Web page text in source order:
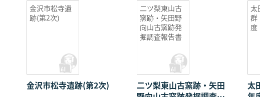
金沢市松寺遺
跡(第2次)
金沢市松寺遺跡(第2次)
二ツ梨東山古
窯跡・矢田野
向山古窯跡発
掘調査報告書
二ツ梨東山古窯跡・矢田
太
度
太